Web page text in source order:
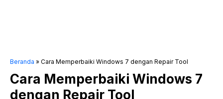
Beranda » Cara Memperbaiki Windows 7 dengan Repair Tool
Cara Memperbaiki Windows 7
dengan Repair Tool